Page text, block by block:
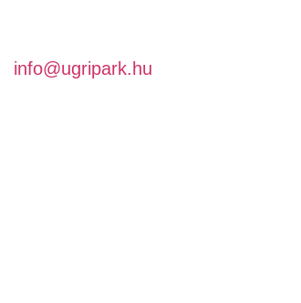
info@ugripark.hu